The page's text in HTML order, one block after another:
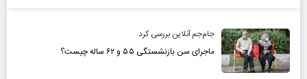
جام‌جم آنلاین بررسی کرد
ماجرای سن بازنشستگی ۵۵ و ۶۲ ساله چیست؟